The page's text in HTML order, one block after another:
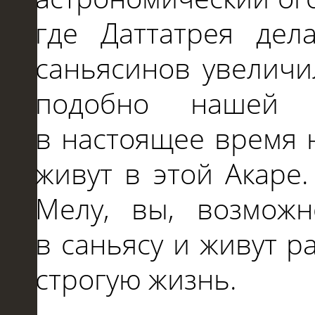
где Даттатрея
саньясинов
подобно нашей
в настоящее время
живут в этой
Мелу, вы,
в саньясу и живут
строгую жизнь.